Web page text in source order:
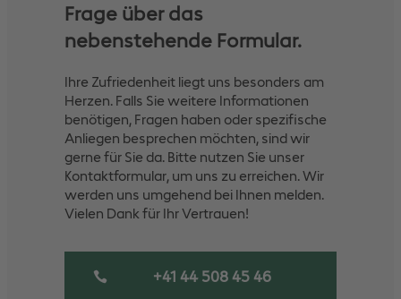
Frage über das
nebenstehende Formular.
Ihre Zufriedenheit liegt uns besonders am
Herzen. Falls Sie weitere Informationen
benötigen, Fragen haben oder spezifische
Anliegen besprechen möchten, sind wir
gerne für Sie da. Bitte nutzen Sie unser
Kontaktformular, um uns zu erreichen. Wir
werden uns umgehend bei Ihnen melden.
Vielen Dank für Ihr Vertrauen!
+41 44 508 45 46